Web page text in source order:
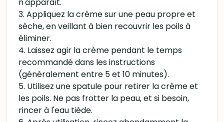
3. Appliquez la crème sur une peau propre et
sèche, en veillant à bien recouvrir les poils à
éliminer.
4. Laissez agir la crème pendant le temps
recommandé dans les instructions
(généralement entre 5 et 10 minutes).
5. Utilisez une spatule pour retirer la crème et
les poils. Ne pas frotter la peau, et si besoin,
rincer à l'eau tiède.